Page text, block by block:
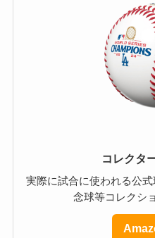
コレクタ
実際に試合に使われる公
念球等コレクシ